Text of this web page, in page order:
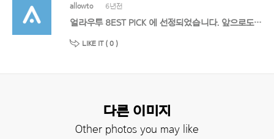
allowto 6년전
얼라우투 8EST PICK 에 선정되었습니다. 앞으로도 멋진 작품 기대할게요!
LIKE IT ( 0 )
다른 이미지
Other photos you may like